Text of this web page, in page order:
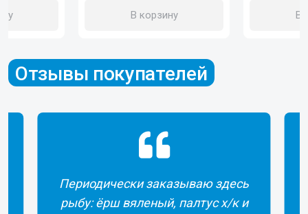
В корзину В
Отзывы покупателей
Периодически заказываю здесь
рыбу: ёрш вяленый, палтус х/к и